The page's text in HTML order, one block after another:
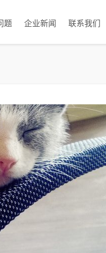
题 企业新闻 联系我们